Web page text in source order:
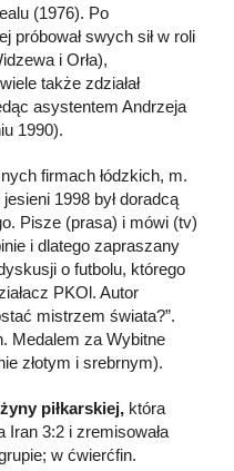
(1976). Po
próbował swych sił w roli
i Orła),
także zdziałał
asystentem Andrzeja
1990).
firmach łódzkich, m.
1998 był doradcą
Pisze (prasa) i mówi (tv)
i dlatego zapraszany
o futbolu, którego
PKOl. Autor
mistrzem świata?”.
Medalem za Wybitne
złotym i srebrnym).
piłkarskiej, która
Iran 3:2 i zremisowała
w ćwierćfin.